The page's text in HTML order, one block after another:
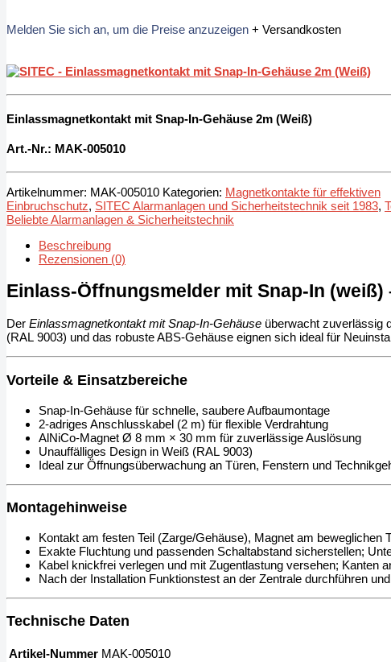
Melden Sie sich an, um die Preise anzuzeigen + Versandkosten
Einlassmagnetkontakt mit Snap-In-Gehäuse 2m (Weiß)
Art.-Nr.: MAK-005010
Artikelnummer: MAK-005010 Kategorien: Magnetkontakte für effektiven
Einbruchschutz, SITEC Alarmanlagen und Sicherheitstechnik seit 1983,
Beliebte Alarmanlagen & Sicherheitstechnik
Beschreibung
Rezensionen (0)
Einlass-Öffnungsmelder mit Snap-In
Der Einlassmagnetkontakt mit Snap-In-Gehäuse überwacht zuverlässig
(RAL 9003) und das robuste ABS-Gehäuse eignen sich ideal für
Vorteile & Einsatzbereiche
Snap-In-Gehäuse für schnelle, saubere Aufbaumontage
2-adriges Anschlusskabel (2 m) für flexible Verdrahtung
AlNiCo-Magnet Ø 8 mm × 30 mm für zuverlässige Auslösung
Unauffälliges Design in Weiß (RAL 9003)
Ideal zur Öffnungsüberwachung an Türen, Fenstern und
Montagehinweise
Kontakt am festen Teil (Zarge/Gehäuse), Magnet am beweglichen
Exakte Fluchtung und passenden Schaltabstand sicherstellen;
Kabel knickfrei verlegen und mit Zugentlastung versehen; Kanten
Nach der Installation Funktionstest an der Zentrale durchführen
Technische Daten
Artikel-Nummer MAK-005010